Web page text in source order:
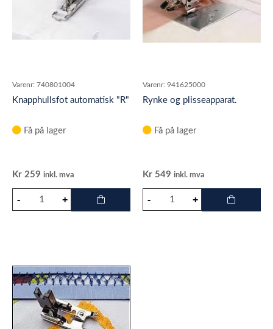
Varenr: 740801004
Knapphullsfot automatisk "R"
Få på lager
Kr 259 inkl. mva
Varenr: 941625000
Rynke og plisseapparat.
Få på lager
Kr 549 inkl. mva